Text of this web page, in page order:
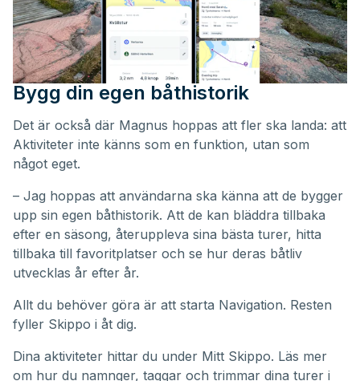
Bygg din egen båthistorik
Det är också där Magnus hoppas att fler ska landa: att
Aktiviteter inte känns som en funktion, utan som
något eget.
– Jag hoppas att användarna ska känna att de bygger
upp sin egen båthistorik. Att de kan bläddra tillbaka
efter en säsong, återuppleva sina bästa turer, hitta
tillbaka till favoritplatser och se hur deras båtliv
utvecklas år efter år.
Allt du behöver göra är att starta Navigation. Resten
fyller Skippo i åt dig.
Dina aktiviteter hittar du under Mitt Skippo. Läs mer
om hur du namnger, taggar och trimmar dina turer i